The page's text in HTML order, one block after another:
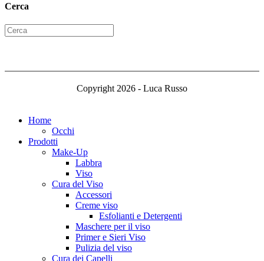
Cerca
Copyright 2026 - Luca Russo
Home
Occhi
Prodotti
Make-Up
Labbra
Viso
Cura del Viso
Accessori
Creme viso
Esfolianti e Detergenti
Maschere per il viso
Primer e Sieri Viso
Pulizia del viso
Cura dei Capelli